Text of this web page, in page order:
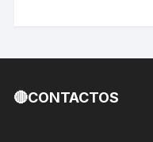
🔴CONTACTOS